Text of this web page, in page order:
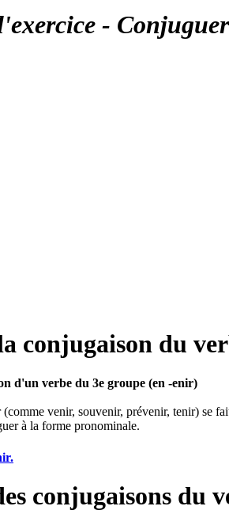
-
conjugaison du
d'un verbe du 3e groupe (en -enir)
venir, souvenir, prévenir, tenir) se
à la forme pronominale.
conjugaisons du